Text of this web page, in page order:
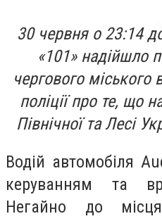
30 червня о 23:14
«101» надійшло
чергового міського
поліції про те, що
Північної та Лесі
Водій автомобіля
керуванням та
Негайно до